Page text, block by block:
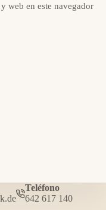
web en este navegador
Teléfono
642 617 140